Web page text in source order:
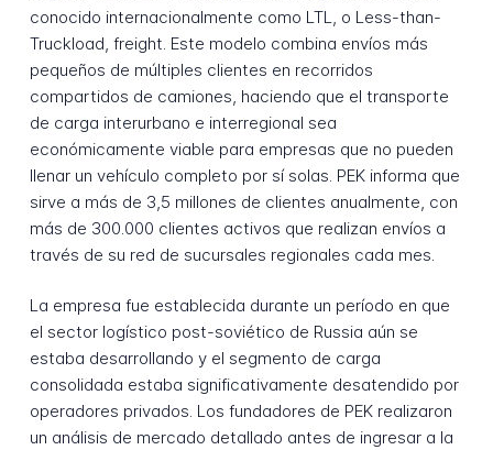
conocido internacionalmente como LTL, o Less-than-
Truckload, freight. Este modelo combina envíos más
pequeños de múltiples clientes en recorridos
compartidos de camiones, haciendo que el transporte
de carga interurbano e interregional sea
económicamente viable para empresas que no pueden
llenar un vehículo completo por sí solas. PEK informa que
sirve a más de 3,5 millones de clientes anualmente, con
más de 300.000 clientes activos que realizan envíos a
través de su red de sucursales regionales cada mes.
La empresa fue establecida durante un período en que
el sector logístico post-soviético de Russia aún se
estaba desarrollando y el segmento de carga
consolidada estaba significativamente desatendido por
operadores privados. Los fundadores de PEK realizaron
un análisis de mercado detallado antes de ingresar a la